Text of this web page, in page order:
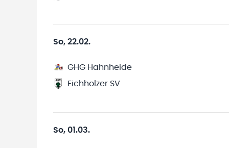
So, 22.02.
GHG Hahnheide
Eichholzer SV
So, 01.03.